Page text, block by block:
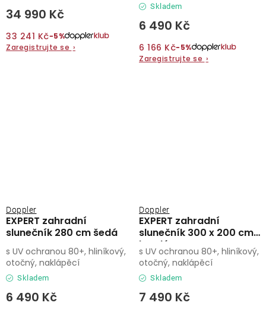
34 990 Kč
33 241 Kč−5%
Zaregistrujte se ›
Skladem
6 490 Kč
6 166 Kč−5%
Zaregistrujte se ›
EXPERT zahradní
slunečník 280 cm šedá
Doppler
Skladem
6 490 Kč
s UV ochranou 80+, hliníkový,
otočný, naklápěcí
EXPERT zahradní
slunečník 300 x 200 cm
bordó
Doppler
Skladem
7 490 Kč
s UV ochranou 80+, hliníkový,
otočný, naklápěcí